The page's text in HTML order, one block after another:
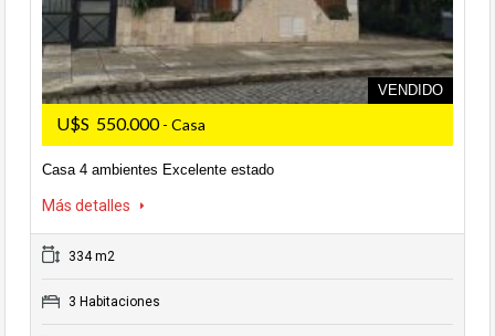
VENDIDO
U$S 550.000- Casa
Casa 4 ambientes Excelente estado
Más detalles
334 m2
3 Habitaciones